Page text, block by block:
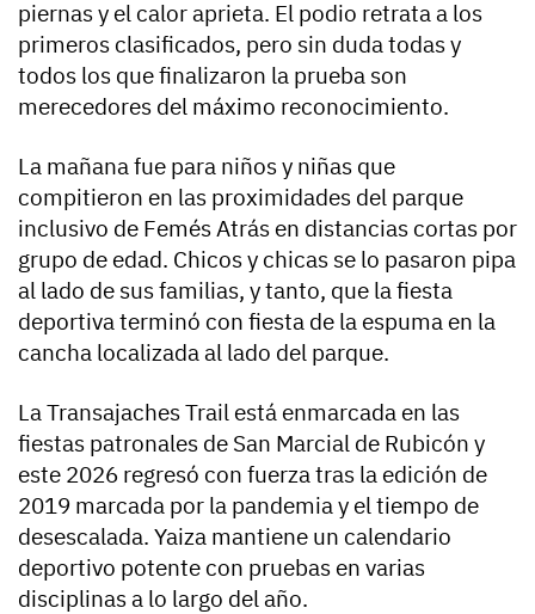
piernas y el calor aprieta. El podio retrata a los
primeros clasificados, pero sin duda todas y
todos los que finalizaron la prueba son
merecedores del máximo reconocimiento.
La mañana fue para niños y niñas que
compitieron en las proximidades del parque
inclusivo de Femés Atrás en distancias cortas por
grupo de edad. Chicos y chicas se lo pasaron pipa
al lado de sus familias, y tanto, que la fiesta
deportiva terminó con fiesta de la espuma en la
cancha localizada al lado del parque.
La Transajaches Trail está enmarcada en las
fiestas patronales de San Marcial de Rubicón y
este 2026 regresó con fuerza tras la edición de
2019 marcada por la pandemia y el tiempo de
desescalada. Yaiza mantiene un calendario
deportivo potente con pruebas en varias
disciplinas a lo largo del año.